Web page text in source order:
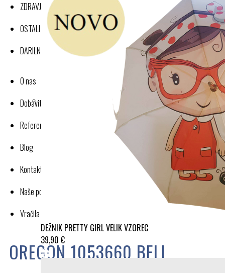
DEŽNIK PRETTY GIRL VELIK VZOREC
39,90 €
ZDRAVJE IN DOBRO POČUTJE
OSTALI IZDELKI
DARILNI BONI
O nas
Dobavitelji-proizvajalci
Reference
Blog
Kontakt
Naše poslovanje
Vračila in reklamacije
OREGON 1053660 BELI